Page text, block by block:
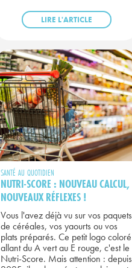
LIRE L'ARTICLE
SANTÉ AU QUOTIDIEN
NUTRI-SCORE : NOUVEAU CALCUL,
NOUVEAUX RÉFLEXES !
Vous l'avez déjà vu sur vos paquets
de céréales, vos yaourts ou vos
plats préparés. Ce petit logo coloré
allant du A vert au E rouge, c'est le
Nutri-Score. Mais attention : depuis